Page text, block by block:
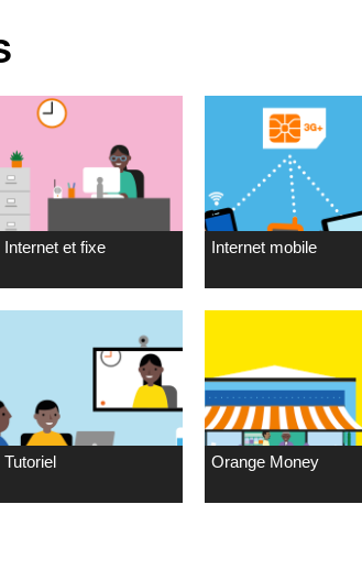
Internet et fixe Internet mobile
Tutoriel Orange Money